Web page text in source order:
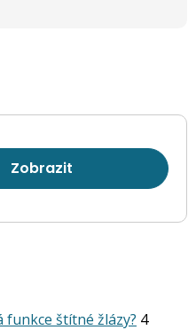
Zobrazit
funkce štítné žlázy? 4